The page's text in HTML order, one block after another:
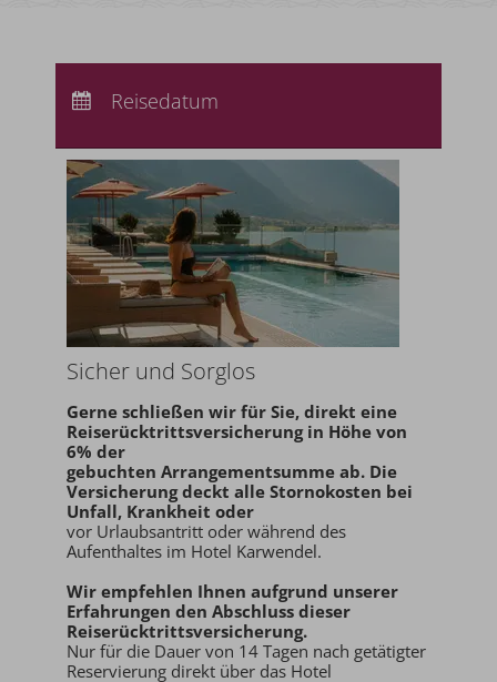
Abreise:keine Auswahl
Reisedatum
Sicher und Sorglos
Gerne schließen wir für Sie, direkt eine
Reiserücktrittsversicherung in Höhe von
6% der
gebuchten Arrangementsumme ab. Die
Versicherung deckt alle Stornokosten bei
Unfall, Krankheit oder
vor Urlaubsantritt oder während des
Aufenthaltes im Hotel Karwendel.
Wir empfehlen Ihnen aufgrund unserer
Erfahrungen den Abschluss dieser
Reiserücktrittsversicherung.
Nur für die Dauer von 14 Tagen nach getätigter
Reservierung direkt über das Hotel